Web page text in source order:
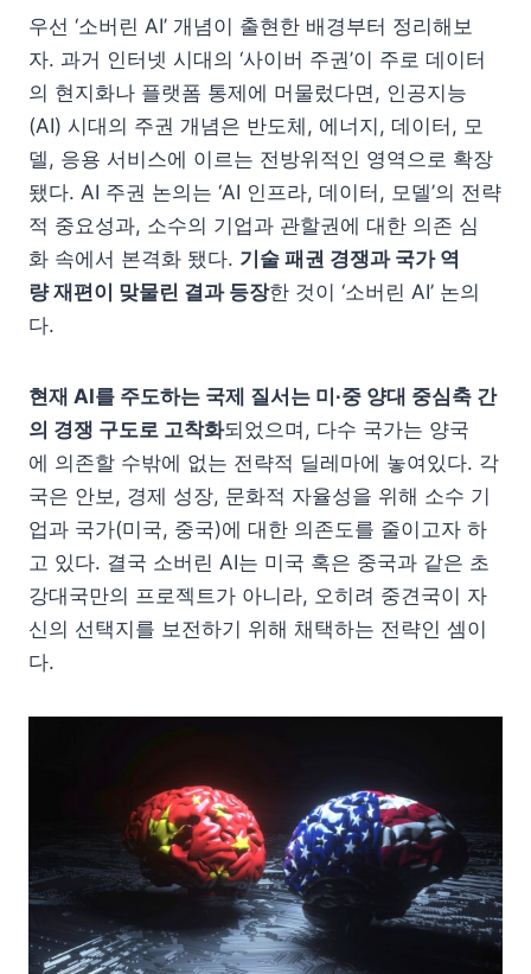
우선 ‘소버린 AI’ 개념이 출현한 배경부터 정리해보
자. 과거 인터넷 시대의 ‘사이버 주권’이 주로 데이터
의 현지화나 플랫폼 통제에 머물렀다면, 인공지능
(AI) 시대의 주권 개념은 반도체, 에너지, 데이터, 모
델, 응용 서비스에 이르는 전방위적인 영역으로 확장
됐다. AI 주권 논의는 ‘AI 인프라, 데이터, 모델’의 전략
적 중요성과, 소수의 기업과 관할권에 대한 의존 심
화 속에서 본격화 됐다. 기술 패권 경쟁과 국가 역
량 재편이 맞물린 결과 등장한 것이 ‘소버린 AI’ 논의
다.
현재 AI를 주도하는 국제 질서는 미∙중 양대 중심축 간
의 경쟁 구도로 고착화되었으며, 다수 국가는 양국
에 의존할 수밖에 없는 전략적 딜레마에 놓여있다. 각
국은 안보, 경제 성장, 문화적 자율성을 위해 소수 기
업과 국가(미국, 중국)에 대한 의존도를 줄이고자 하
고 있다. 결국 소버린 AI는 미국 혹은 중국과 같은 초
강대국만의 프로젝트가 아니라, 오히려 중견국이 자
신의 선택지를 보전하기 위해 채택하는 전략인 셈이
다.